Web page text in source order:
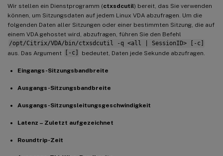
Wir stellen ein Dienstprogramm (ctxsdcutil) bereit, das Sie verwenden
können, um Sitzungsdaten auf jedem Linux VDA abzufragen. Um die
folgenden Daten aller Sitzungen oder einer bestimmten Sitzung, die auf
einem VDA gehostet wird, abzufragen, führen Sie den Befehl
/opt/Citrix/VDA/bin/ctxsdcutil -q <all | SessionID> [-c]
aus. Das Argument
[-c] bedeutet, Daten jede Sekunde abzufragen.
Eingangs-Sitzungsbandbreite
Ausgangs-Sitzungsbandbreite
Ausgangs-Sitzungsleitungsgeschwindigkeit
Latenz – Zuletzt aufgezeichnet
Roundtrip-Zeit